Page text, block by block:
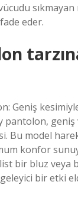
eder.
Geniş
pantolon, geniş
Bu model
konfor
bir bluz veya
bir etki